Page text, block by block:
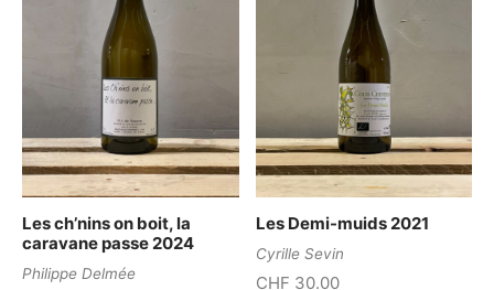
Les ch’nins on boit, la
caravane passe 2024
Philippe Delmée
Les Demi-muids 2021
Cyrille Sevin
CHF 30.00